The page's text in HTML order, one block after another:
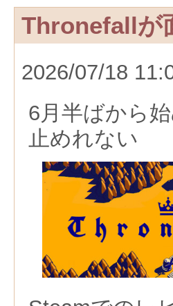
Thronefallが
2026/07/18
6月半ばから
止めれない